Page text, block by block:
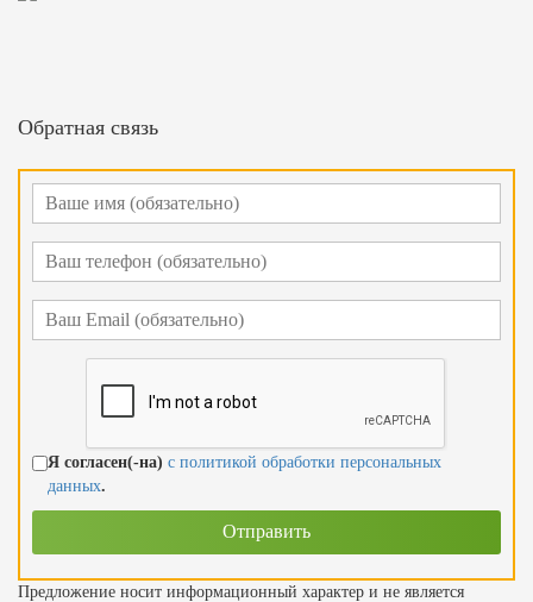
Обратная связь
Я согласен(-на) с политикой обработки персональных
данных.
Предложение носит информационный характер и не является